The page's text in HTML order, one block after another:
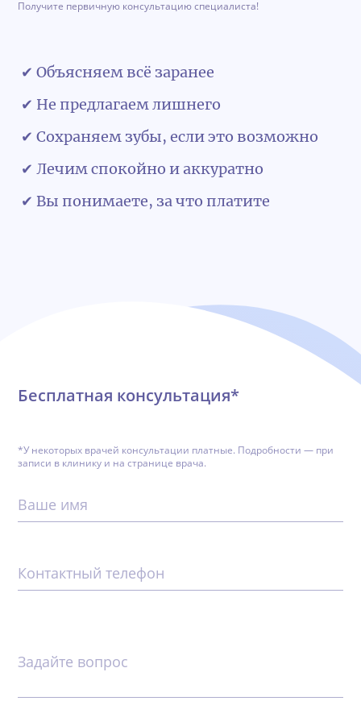
Получите первичную консультацию специалиста!
✔ Объясняем всё заранее
✔ Не предлагаем лишнего
✔ Сохраняем зубы, если это возможно
✔ Лечим спокойно и аккуратно
✔ Вы понимаете, за что платите
Бесплатная консультация*
*У некоторых врачей консультации платные. Подробности — при
записи в клинику и на странице врача.
Ваше имя
Контактный телефон
Задайте вопрос